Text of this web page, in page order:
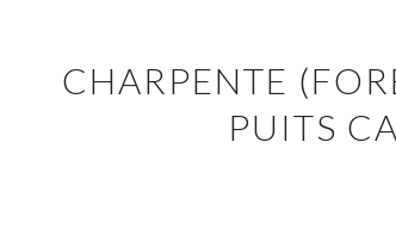
CHARPENTE
PUITS